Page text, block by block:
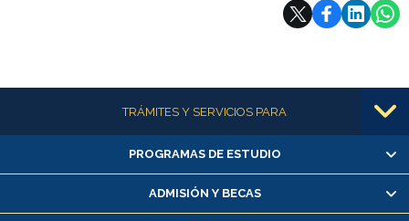
Más informaciónTRÁMITES Y SERVICIOS PARA
Alumnas/os y exalumnas/os
Matrícula en línea
Inscripción y cambio de asignaturas
PROGRAMAS DE ESTUDIO
ADMISIÓN Y BECAS